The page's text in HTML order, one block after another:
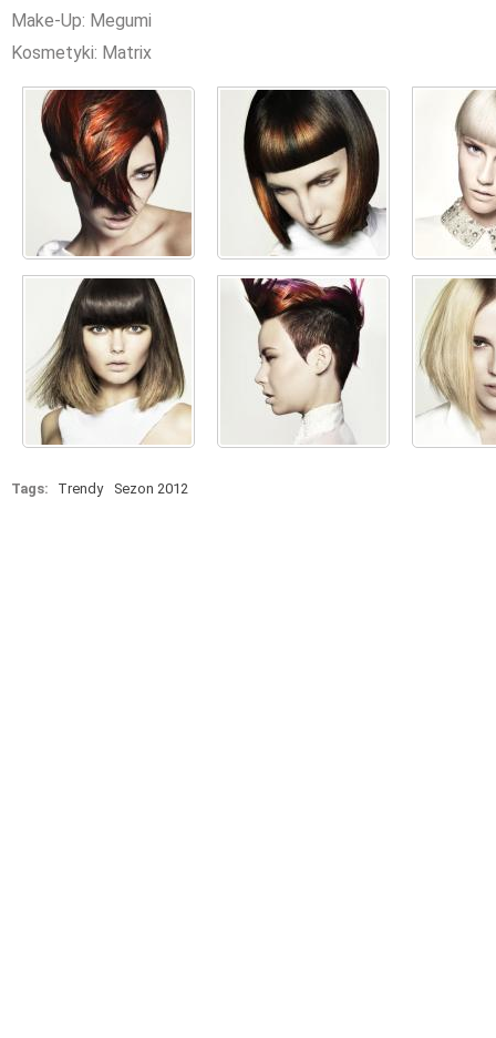
Make-Up: Megumi
Kosmetyki: Matrix
Tags: Trendy Sezon 2012